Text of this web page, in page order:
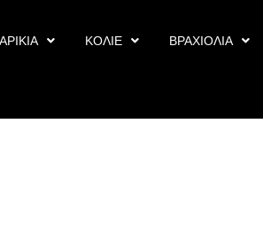
ΚΟΛΙΕ ΒΡΑΧΙΟΛΙΑ